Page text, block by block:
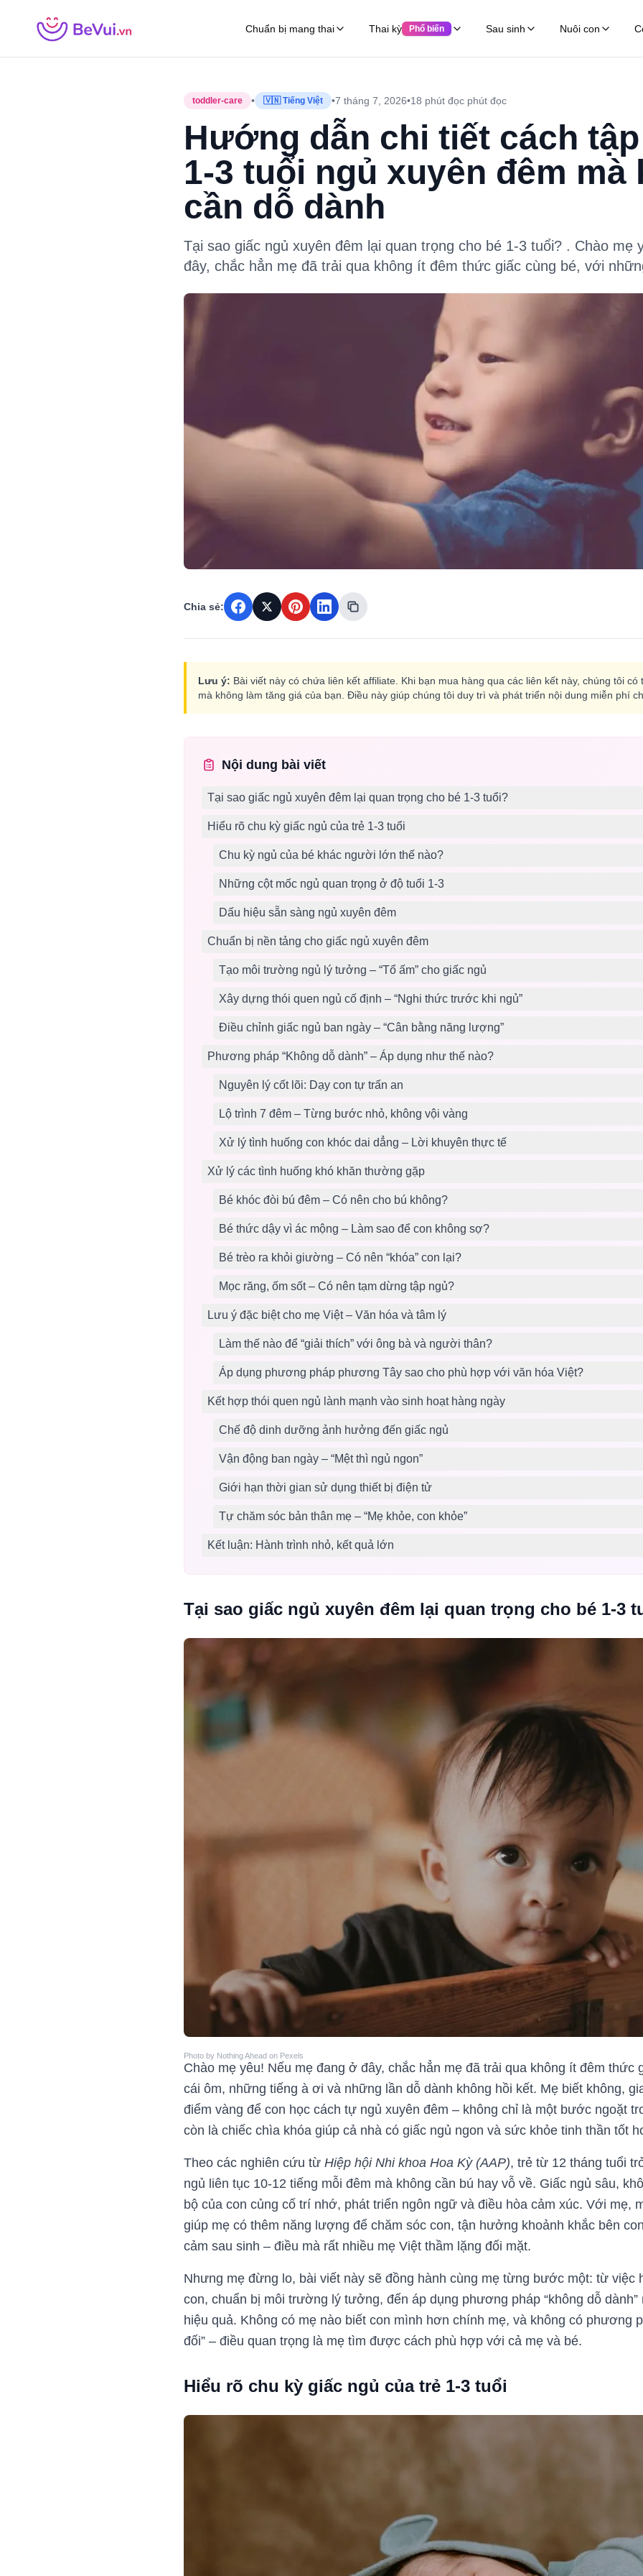
Chuẩn bị mang thai Thai kỳ Phổ biến Sau sinh Nuôi con
toddler-care • 🇻🇳 Tiếng Việt •7 tháng 7, 2026•18 phút đọc phút đọc
Hướng dẫn chi tiết cách
1-3 tuổi ngủ xuyên đêm mà
cần dỗ dành
Tại sao giấc ngủ xuyên đêm lại quan trọng cho bé 1-3 tuổi? . Chào mẹ
đây, chắc hẳn mẹ đã trải qua không ít đêm thức giấc cùng bé, với
Chia sẻ:
Lưu ý: Bài viết này có chứa liên kết affiliate. Khi bạn mua hàng qua các liên kết này, chúng tôi
mà không làm tăng giá của bạn. Điều này giúp chúng tôi duy trì và phát triển nội dung miễn phí
Nội dung bài viết
Tại sao giấc ngủ xuyên đêm lại quan trọng cho bé 1-3 tuổi?
Hiểu rõ chu kỳ giấc ngủ của trẻ 1-3 tuổi
Chu kỳ ngủ của bé khác người lớn thế nào?
Những cột mốc ngủ quan trọng ở độ tuổi 1-3
Dấu hiệu sẵn sàng ngủ xuyên đêm
Chuẩn bị nền tảng cho giấc ngủ xuyên đêm
Tạo môi trường ngủ lý tưởng – “Tổ ấm” cho giấc ngủ
Xây dựng thói quen ngủ cố định – “Nghi thức trước khi ngủ”
Điều chỉnh giấc ngủ ban ngày – “Cân bằng năng lượng”
Phương pháp “Không dỗ dành” – Áp dụng như thế nào?
Nguyên lý cốt lõi: Dạy con tự trấn an
Lộ trình 7 đêm – Từng bước nhỏ, không vội vàng
Xử lý tình huống con khóc dai dẳng – Lời khuyên thực tế
Xử lý các tình huống khó khăn thường gặp
Bé khóc đòi bú đêm – Có nên cho bú không?
Bé thức dậy vì ác mộng – Làm sao để con không sợ?
Bé trèo ra khỏi giường – Có nên “khóa” con lại?
Mọc răng, ốm sốt – Có nên tạm dừng tập ngủ?
Lưu ý đặc biệt cho mẹ Việt – Văn hóa và tâm lý
Làm thế nào để “giải thích” với ông bà và người thân?
Áp dụng phương pháp phương Tây sao cho phù hợp với văn hóa Việt?
Kết hợp thói quen ngủ lành mạnh vào sinh hoạt hàng ngày
Chế độ dinh dưỡng ảnh hưởng đến giấc ngủ
Vận động ban ngày – “Mệt thì ngủ ngon”
Giới hạn thời gian sử dụng thiết bị điện tử
Tự chăm sóc bản thân mẹ – “Mẹ khỏe, con khỏe”
Kết luận: Hành trình nhỏ, kết quả lớn
Tại sao giấc ngủ xuyên đêm lại quan trọng cho bé 1-3
Photo by Nothing Ahead on Pexels
Chào mẹ yêu! Nếu mẹ đang ở đây, chắc hẳn mẹ đã trải qua không ít đêm thức
cái ôm, những tiếng à ơi và những lần dỗ dành không hồi kết. Mẹ biết không,
điểm vàng để con học cách tự ngủ xuyên đêm – không chỉ là một bước ngoặt
còn là chiếc chìa khóa giúp cả nhà có giấc ngủ ngon và sức khỏe tinh thần tốt
Theo các nghiên cứu từ Hiệp hội Nhi khoa Hoa Kỳ (AAP), trẻ từ 12 tháng tuổi
ngủ liên tục 10-12 tiếng mỗi đêm mà không cần bú hay vỗ về. Giấc ngủ sâu,
bộ của con củng cố trí nhớ, phát triển ngôn ngữ và điều hòa cảm xúc. Với mẹ,
giúp mẹ có thêm năng lượng để chăm sóc con, tận hưởng khoảnh khắc bên
cảm sau sinh – điều mà rất nhiều mẹ Việt thầm lặng đối mặt.
Nhưng mẹ đừng lo, bài viết này sẽ đồng hành cùng mẹ từng bước một: từ việc
con, chuẩn bị môi trường lý tưởng, đến áp dụng phương pháp “không dỗ dành”
hiệu quả. Không có mẹ nào biết con mình hơn chính mẹ, và không có phương
đối” – điều quan trọng là mẹ tìm được cách phù hợp với cả mẹ và bé.
Hiểu rõ chu kỳ giấc ngủ của trẻ 1-3 tuổi